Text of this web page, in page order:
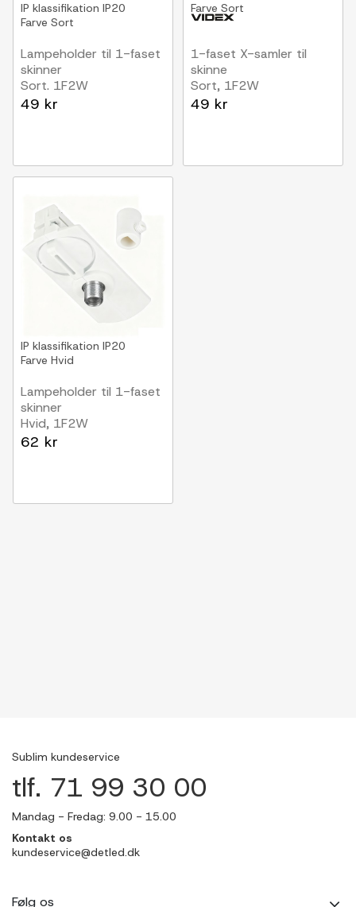
IP klassifikation IP20
Farve Sort
Lampeholder til 1-faset
skinner
Sort. 1F2W
49 kr
Farve Sort
1-faset X-samler til
skinne
Sort, 1F2W
49 kr
IP klassifikation IP20
Farve Hvid
Lampeholder til 1-faset
skinner
Hvid, 1F2W
62 kr
Sublim kundeservice
tlf. 71 99 30 00
Mandag - Fredag: 9.00 - 15.00
Kontakt os
kundeservice@detled.dk
Følg os